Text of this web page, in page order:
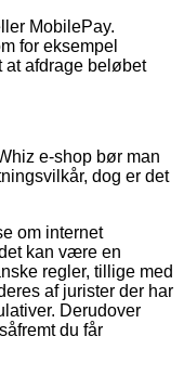
MobilePay.
for eksempel
afdrage beløbet
e-shop bør man
dog er det
om internet
kan være en
regler, tillige med
af jurister der har
Derudover
du får